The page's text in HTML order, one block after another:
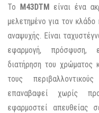
Το M43DTMείναι ένα
μελετημένο για τον
αναψυχής. Είναι
εφαρμογή, πρόσφυση,
διατήρηση του χρώματος
τους
επαναβαφεί χωρίς
εφαρμοστεί απευθείας